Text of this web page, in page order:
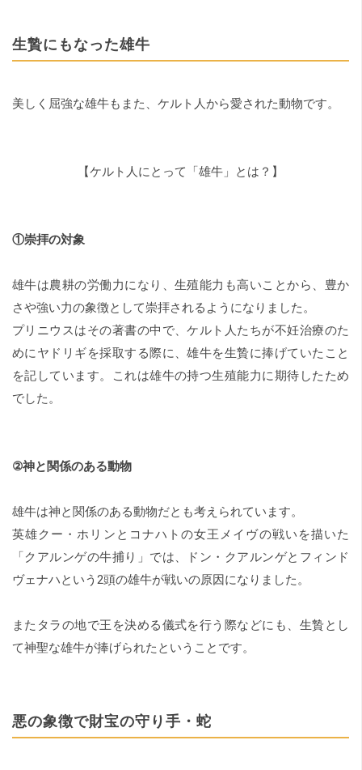
生贄にもなった雄牛
美しく屈強な雄牛もまた、ケルト人から愛された動物です。
【ケルト人にとって「雄牛」とは？】
①崇拝の対象
雄牛は農耕の労働力になり、生殖能力も高いことから、豊か
さや強い力の象徴として崇拝されるようになりました。
プリニウスはその著書の中で、ケルト人たちが不妊治療のた
めにヤドリギを採取する際に、雄牛を生贄に捧げていたこと
を記しています。これは雄牛の持つ生殖能力に期待したため
でした。
②神と関係のある動物
雄牛は神と関係のある動物だとも考えられています。
英雄クー・ホリンとコナハトの女王メイヴの戦いを描いた
「クアルンゲの牛捕り」では、ドン・クアルンゲとフィンド
ヴェナハという2頭の雄牛が戦いの原因になりました。
またタラの地で王を決める儀式を行う際などにも、生贄とし
て神聖な雄牛が捧げられたということです。
悪の象徴で財宝の守り手・蛇